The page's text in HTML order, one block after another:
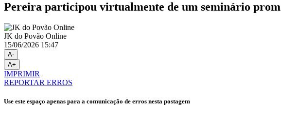
Pereira participou virtualmente de um seminário
JK do Povão Online
15/06/2026 15:47
A-
A+
IMPRIMIR
REPORTAR ERROS
Use este espaço apenas para a comunicação de erros nesta postagem